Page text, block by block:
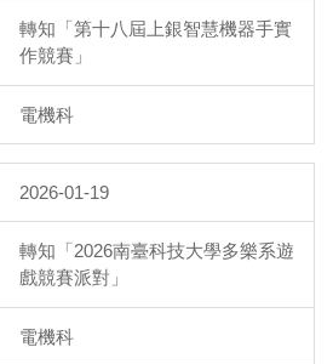
轉知「第十八屆上銀智慧機器手實
作競賽」
電機科
2026-01-19
轉知「2026南臺科技大學多樂系遊
戲競賽派對」
電機科